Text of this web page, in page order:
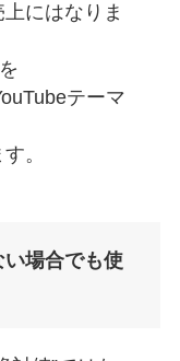
にはなりま
テーマ
。
い場合でも使